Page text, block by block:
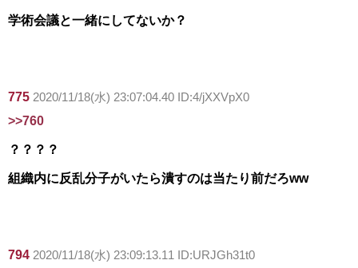
学術会議と一緒にしてないか？
775 2020/11/18(水) 23:07:04.40 ID:4/jXXVpX0
>>760
？？？？
組織内に反乱分子がいたら潰すのは当たり前だろww
794 2020/11/18(水) 23:09:13.11 ID:URJGh31t0